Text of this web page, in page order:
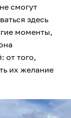
смогут
здесь
моменты,
от того,
их желание